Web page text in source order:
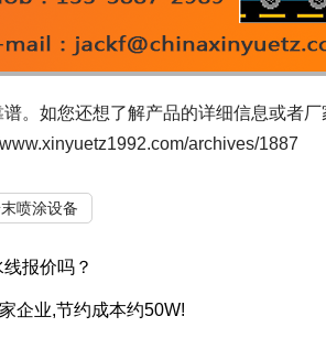
。如您还想了解产品的详细信息或者
archives/1887
喷涂设备
报价吗？
企业,节约成本约50W!